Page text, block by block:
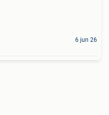
6 jun 26